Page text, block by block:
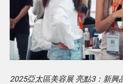
2025亞太區美容展 亮點3：新興